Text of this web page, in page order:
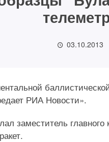
03.10.2013
РИА Новости».
заместитель